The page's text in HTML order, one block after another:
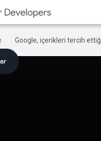
Google, içerikleri tercih